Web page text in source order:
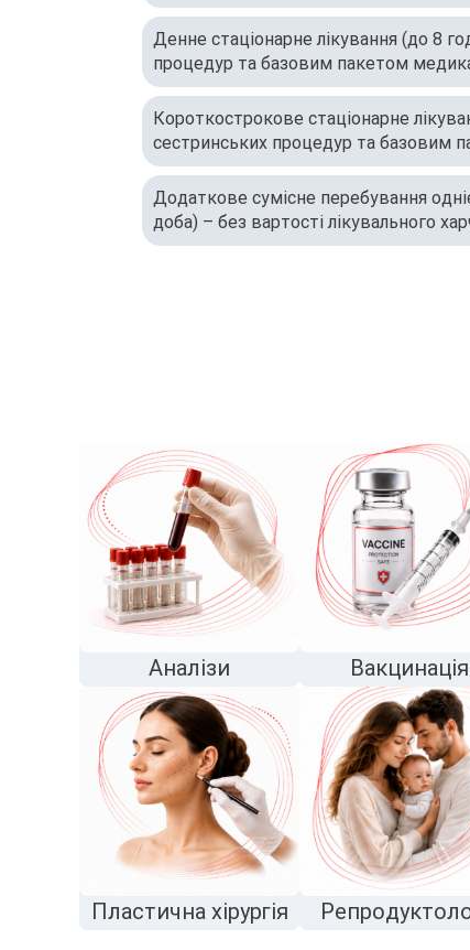
Денне стаціонарне лікування (до 8
процедур та базовим пакетом
Короткострокове стаціонарне
сестринських процедур та базовим
забезпечення)
Додаткове сумісне перебування
доба) – без вартості лікувального
Аналізи Вакцинація
Пластична хірургія